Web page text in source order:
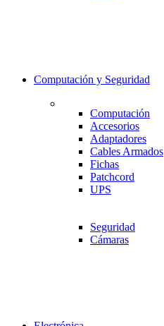
Computación y Seguridad
Computación
Accesorios
Adaptadores
Cables Armados
Fichas
Patchcord
UPS
Seguridad
Cámaras